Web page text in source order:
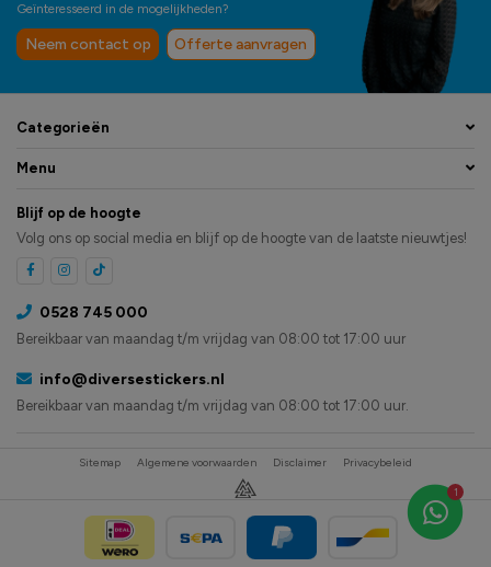
1
Geïnteresseerd in de mogelijkheden?
Neem contact op Offerte aanvragen
Categorieën
Menu
Blijf op de hoogte
Volg ons op social media en blijf op de hoogte van de laatste nieuwtjes!
0528 745 000
Bereikbaar van maandag t/m vrijdag van 08:00 tot 17:00 uur
info@diversestickers.nl
Bereikbaar van maandag t/m vrijdag van 08:00 tot 17:00 uur.
Sitemap Algemene voorwaarden Disclaimer Privacybeleid